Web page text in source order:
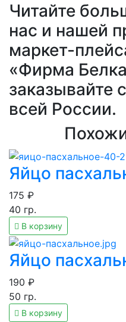
Читайте
нас и нашей
маркет-
«Фирма
заказывайте
всей России.
Яйцо
175 ₽
40 гр.
В корзину
Яйцо
190 ₽
50 гр.
В корзину